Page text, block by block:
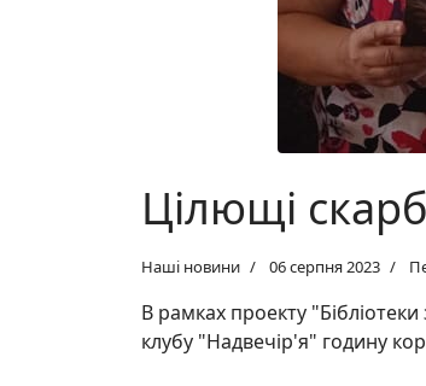
Цілющі
Наші новини 06 серпня 2023
В рамках проекту
клубу "Надвечір'я" годину